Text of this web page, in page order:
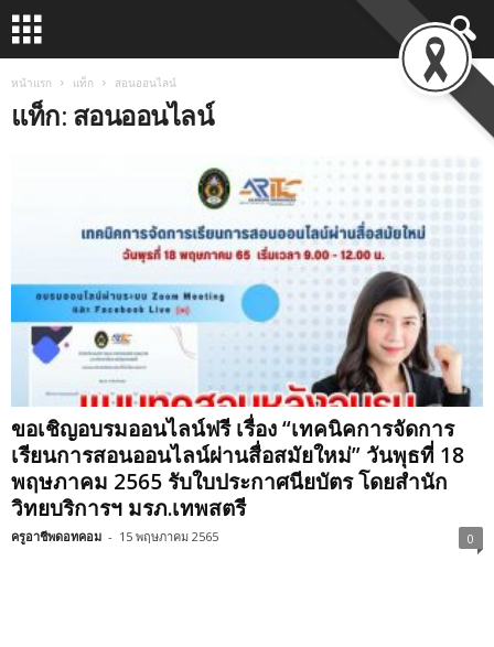
หน้าแรก แท็ก สอนออนไลน์
แท็ก: สอนออนไลน์
ขอเชิญอบรมออนไลน์ฟรี เรื่อง “เทคนิคการจัดการ
เรียนการสอนออนไลน์ผ่านสื่อสมัยใหม่” วันพุธที่ 18
พฤษภาคม 2565 รับใบประกาศนียบัตร โดยสำนัก
วิทยบริการฯ มรภ.เทพสตรี
ครูอาชีพดอทคอม - 15 พฤษภาคม 2565 0